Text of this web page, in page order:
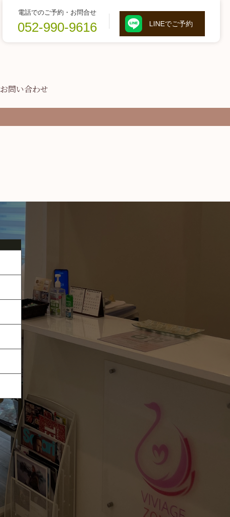
電話でのご予約・お問合せ
052-990-9616 LINEでご予約
お問い合わせ